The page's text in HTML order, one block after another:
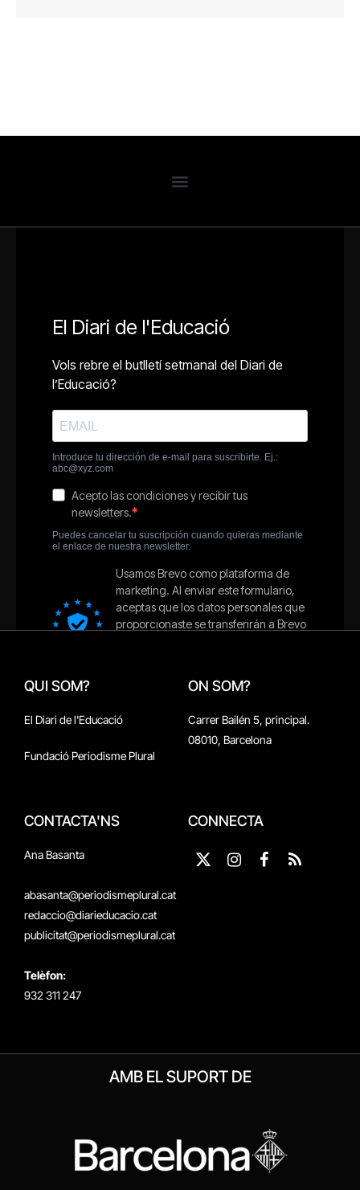
QUI SOM?
El Diari de l'Educació
Fundació Periodisme Plural
ON SOM?
Carrer Bailén 5, principal.
08010, Barcelona
CONTACTA'NS
Ana Basanta
abasanta@periodismeplural.cat
redaccio@diarieducacio.cat
publicitat@periodismeplural.cat
Telèfon:
932 311 247
CONNECTA
X
InstagramFacebook
RSS
AMB EL SUPORT DE